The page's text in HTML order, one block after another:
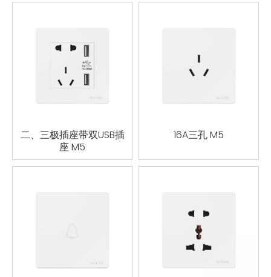
二、三极插座带双USB插
座 M5
16A三孔 M5